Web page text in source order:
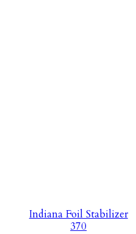
Indiana Foil Stabilizer
370